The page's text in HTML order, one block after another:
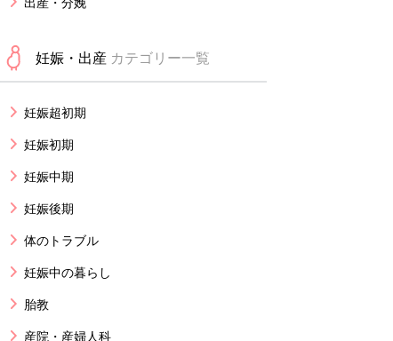
妊娠・出産 カテゴリー一覧
妊娠超初期
妊娠初期
妊娠中期
妊娠後期
体のトラブル
妊娠中の暮らし
胎教
産院・産婦人科